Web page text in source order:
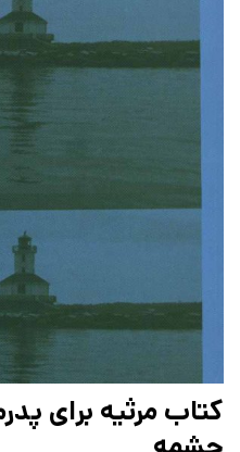
کتاب مرثیه برای